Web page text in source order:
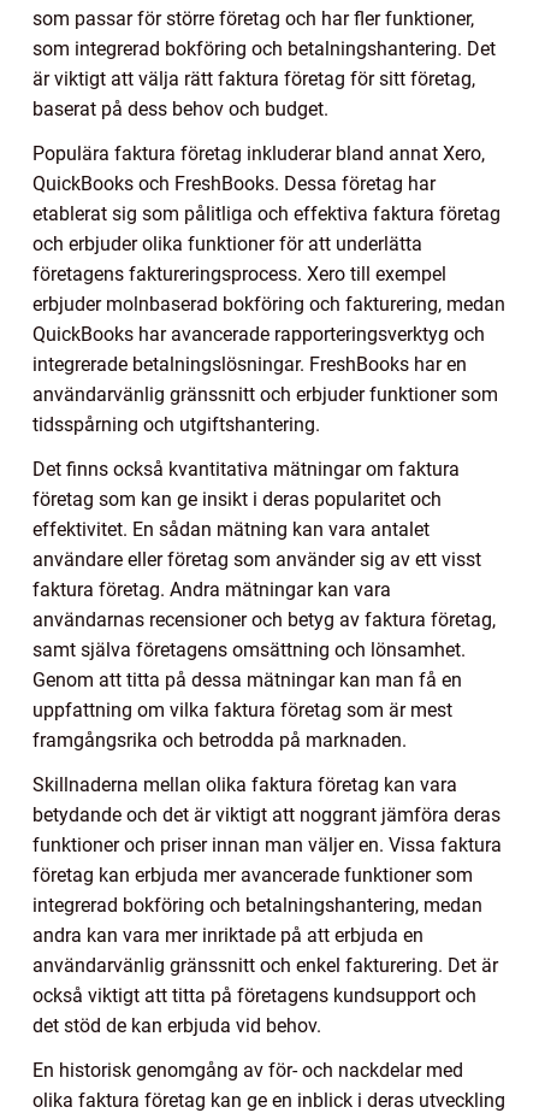
som passar för större företag och har fler funktioner,
som integrerad bokföring och betalningshantering. Det
är viktigt att välja rätt faktura företag för sitt företag,
baserat på dess behov och budget.
Populära faktura företag inkluderar bland annat Xero,
QuickBooks och FreshBooks. Dessa företag har
etablerat sig som pålitliga och effektiva faktura företag
och erbjuder olika funktioner för att underlätta
företagens faktureringsprocess. Xero till exempel
erbjuder molnbaserad bokföring och fakturering, medan
QuickBooks har avancerade rapporteringsverktyg och
integrerade betalningslösningar. FreshBooks har en
användarvänlig gränssnitt och erbjuder funktioner som
tidsspårning och utgiftshantering.
Det finns också kvantitativa mätningar om faktura
företag som kan ge insikt i deras popularitet och
effektivitet. En sådan mätning kan vara antalet
användare eller företag som använder sig av ett visst
faktura företag. Andra mätningar kan vara
användarnas recensioner och betyg av faktura företag,
samt själva företagens omsättning och lönsamhet.
Genom att titta på dessa mätningar kan man få en
uppfattning om vilka faktura företag som är mest
framgångsrika och betrodda på marknaden.
Skillnaderna mellan olika faktura företag kan vara
betydande och det är viktigt att noggrant jämföra deras
funktioner och priser innan man väljer en. Vissa faktura
företag kan erbjuda mer avancerade funktioner som
integrerad bokföring och betalningshantering, medan
andra kan vara mer inriktade på att erbjuda en
användarvänlig gränssnitt och enkel fakturering. Det är
också viktigt att titta på företagens kundsupport och
det stöd de kan erbjuda vid behov.
En historisk genomgång av för- och nackdelar med
olika faktura företag kan ge en inblick i deras utveckling